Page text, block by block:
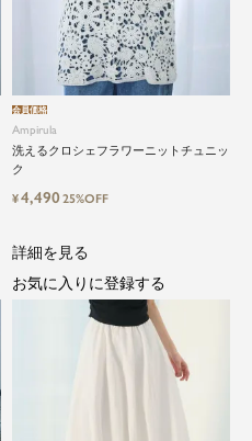
Ampirula
洗えるクロシェフラワーニットチュニッ
ク
会員価格
¥4,49025%OFF
詳細を見る
お気に入りに登録する